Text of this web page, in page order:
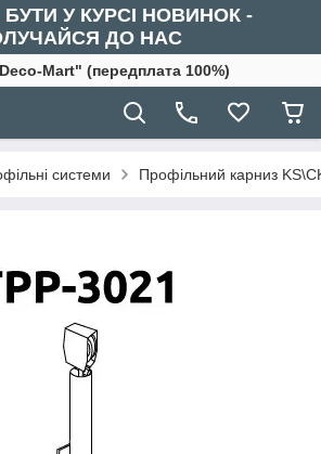
У КУРСІ НОВИНОК -
ДО НАС
Mart" (передплата 100%)
системи Профільний карниз